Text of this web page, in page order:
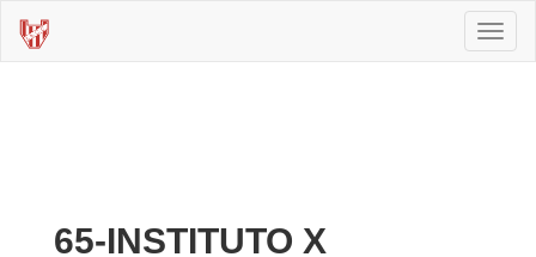
65-INSTITUTO X